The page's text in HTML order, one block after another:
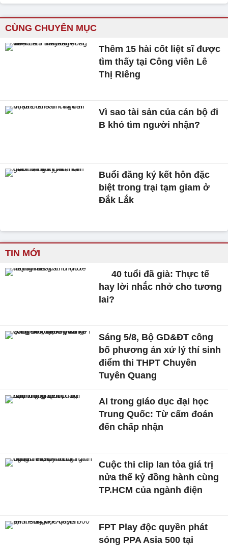
CÙNG CHUYÊN MỤC
Thêm 15 hài cốt liệt sĩ được
tìm thấy tại Công viên Lê
Thị Riêng
Vì sao tài sản của cán bộ đi
B khó tìm người nhận?
Buổi đăng ký kết hôn đặc
biệt trong trại tạm giam ở
Đắk Lắk
TIN MỚI
40 tuổi đã già: Thực tế
hay lời nhắc nhở cho tương
lai?
Sáng 5/8, Bộ GD&ĐT công
bố phương án xử lý thí sinh
điểm thi THPT Chuyên
Tuyên Quang
AI trong giáo dục đại học
Trung Quốc: Từ cấm đoán
đến chấp nhận
Cuộc thi clip lan tỏa giá trị
nửa thế kỷ đồng hành cùng
TP.HCM của ngành điện
FPT Play độc quyền phát
sóng PPA Asia 500 tại